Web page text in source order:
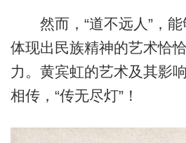
然而，“道不远人”，能
体现出民族精神的艺术恰
力。黄宾虹的艺术及其影
相传，“传无尽灯”！